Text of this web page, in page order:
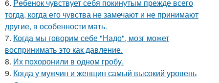
6. Peбенок чувствует себя покинутым прежде всего
тогда, когда его чувства не замечают и не принимают
другие, в особенности мать.
7. Когда мы говорим себе "Надо", мозг может
воспринимать это как давление.
8. Их похоронили в одном гробу.
9. Когда у мужчин и женщин самый высокий уровень